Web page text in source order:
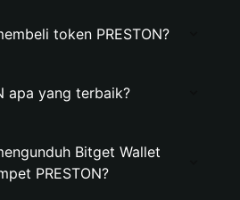
token PRESTON?
apa yang terbaik?
Bitget Wallet
PRESTON?